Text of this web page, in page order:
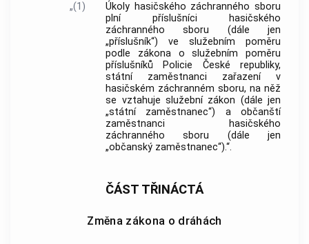
„(1)
Úkoly hasičského záchranného sboru
plní příslušníci hasičského
záchranného sboru (dále jen
„příslušník“) ve služebním poměru
podle zákona o služebním poměru
příslušníků Policie České republiky,
státní zaměstnanci zařazení v
hasičském záchranném sboru, na něž
se vztahuje služební zákon (dále jen
„státní zaměstnanec“) a občanští
zaměstnanci hasičského
záchranného sboru (dále jen
„občanský zaměstnanec“).“.
ČÁST TŘINÁCTÁ
Změna zákona o dráhách